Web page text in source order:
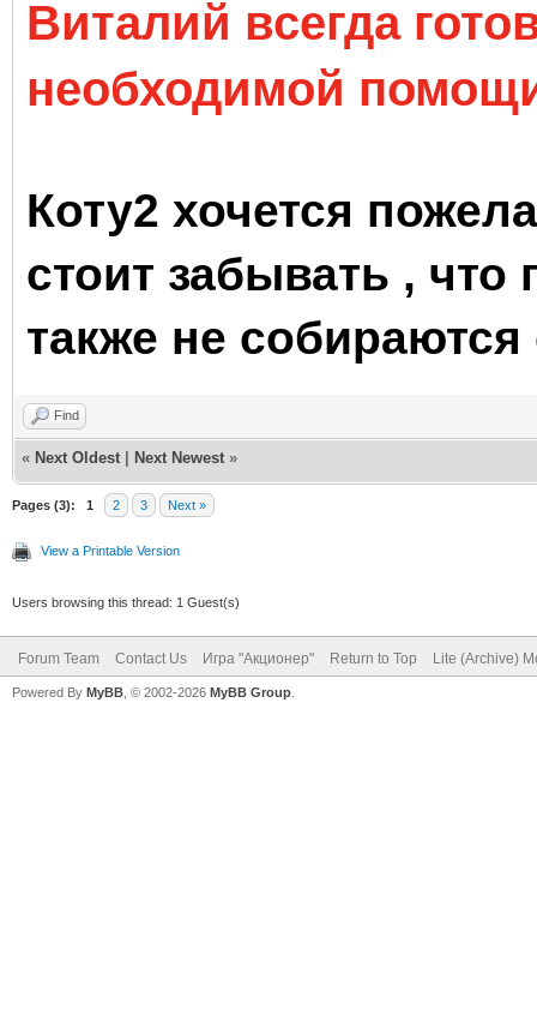
Виталий всегда
необходимой
Коту2 хочется
стоит забывать ,
также не
Find
« Next Oldest Next Newest »
Pages (3): 1 2 3 Next »
View a Printable Version
Users browsing this thread: 1 Guest(s)
Forum Team Contact Us Игра "Акционер" Return to Top Lite (Archive)
Powered By MyBB , © 2002-2026 MyBB Group